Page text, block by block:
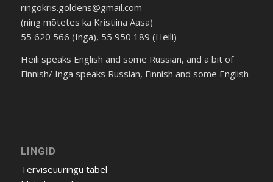
ringokris.goldens@gmail.com
(ning mõtetes ka Kristiina Aasa)
55 620 566 (Inga), 55 950 189 (Heili)
Heili speaks English and some Russian, and a bit of
Finnish/ Inga speaks Russian, Finnish and some English
LINGID
Terviseuuringu tabel